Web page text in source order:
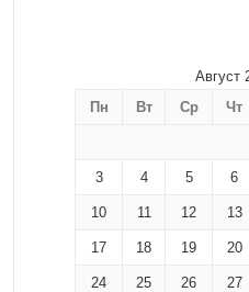
Август
Пн
Вт Ср Чт
3 4 5 6
10 11 12 13
17 18 19 20
24 25 26 27